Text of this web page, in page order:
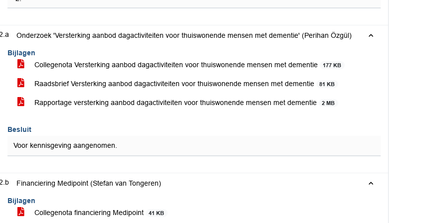
Onderzoek 'Versterking aanbod dagactiviteiten voor thuiswonende mensen met dementie' (Perihan Özgül)
Bijlagen
Collegenota Versterking aanbod dagactiviteiten voor thuiswonende mensen met dementie
177 KB
Raadsbrief Versterking aanbod dagactiviteiten voor thuiswonende mensen met dementie 81 KB
Rapportage versterking aanbod dagactiviteiten voor thuiswonende mensen met dementie 2 MB
Besluit
Voor kennisgeving aangenomen.
Financiering Medipoint (Stefan van Tongeren)
Bijlagen
Collegenota financiering Medipoint
41 KB